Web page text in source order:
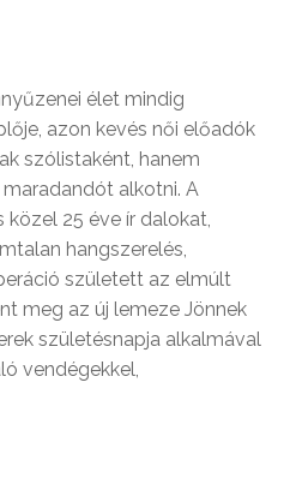
élet mindig
azon kevés női előadók
szólistaként, hanem
alkotni. A
25 éve ír dalokat,
hangszerelés,
született az elmúlt
meg az új lemeze Jönnek
születésnapja alkalmával
vendégekkel,